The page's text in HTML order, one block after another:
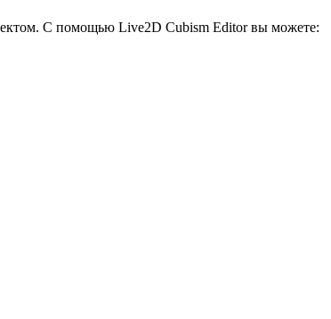
С помощью Live2D Cubism Editor вы можете: